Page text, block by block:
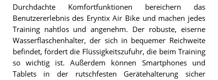
Durchdachte Komfortfunktionen bereichern das
Benutzererlebnis des Eryntix Air Bike und machen jedes
Training nahtlos und angenehm. Der robuste, eiserne
Wasserflaschenhalter, der sich in bequemer Reichweite
befindet, fördert die Flüssigkeitszufuhr, die beim Training
so wichtig ist. Außerdem können Smartphones und
Tablets in der rutschfesten Gerätehalterung sicher